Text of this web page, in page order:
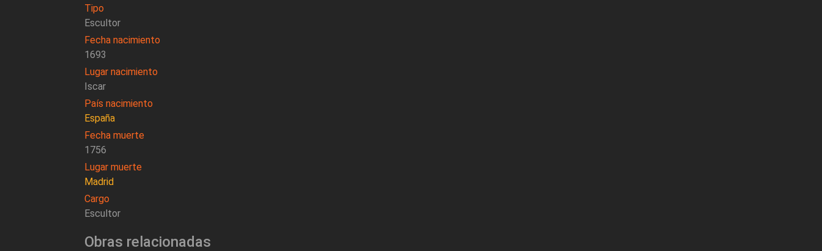
Tipo
Escultor
Fecha nacimiento
1693
Lugar nacimiento
Iscar
País nacimiento
España
Fecha muerte
1756
Lugar muerte
Madrid
Cargo
Escultor
Obras relacionadas